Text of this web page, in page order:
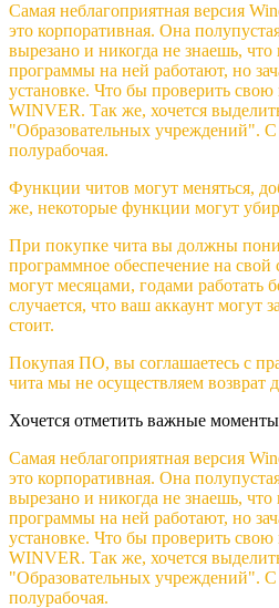
Самая неблагоприятная версия
это корпоративная. Она
вырезано и никогда не знаешь,
программы на ней работают, но
установке. Что бы проверить
WINVER. Так же, хочется
"Образовательных учреждений".
полурабочая.
Функции читов могут меняться,
же, некоторые функции могут
При покупке чита вы должны
программное обеспечение на
могут месяцами, годами работать
случается, что ваш аккаунт могут
стоит.
Покупая ПО, вы соглашаетесь с
чита мы не осуществляем возврат
Хочется отметить важные
Самая неблагоприятная версия
это корпоративная. Она
вырезано и никогда не знаешь,
программы на ней работают, но
установке. Что бы проверить
WINVER. Так же, хочется
"Образовательных учреждений".
полурабочая.